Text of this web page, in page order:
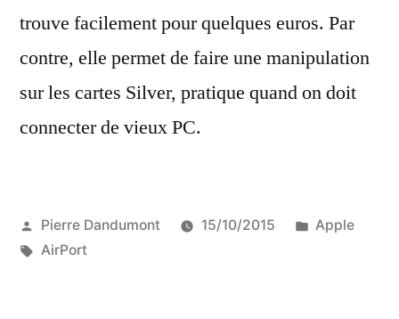
trouve facilement pour quelques euros. Par
contre, elle permet de faire une manipulation
sur les cartes Silver, pratique quand on doit
connecter de vieux PC.
Publié
par
Pierre Dandumont 15/10/2015
Publié
Apple
Étiquettes :
AirPort